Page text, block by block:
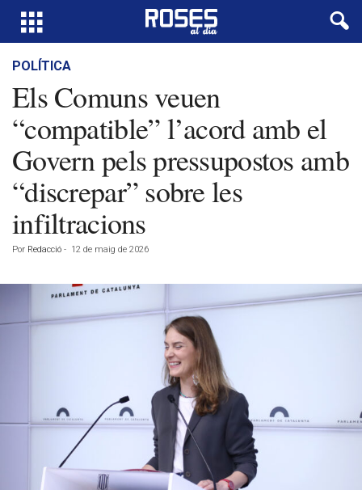
POLÍTICA
Els Comuns veuen
“compatible” l’acord amb el
Govern pels pressupostos amb
“discrepar” sobre les
infiltracions
Por Redacció - 12 de maig de 2026